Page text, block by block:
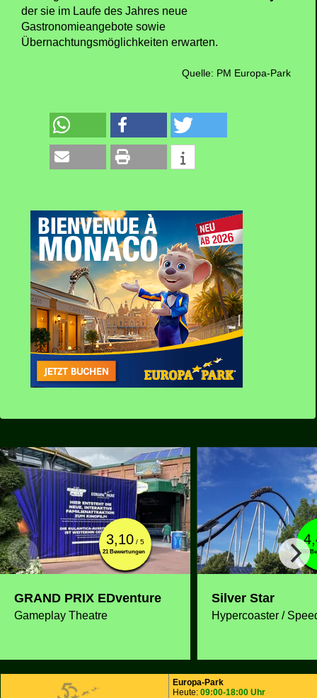
der sie im Laufe des Jahres neue
Gastronomieangebote sowie
Übernachtungsmöglichkeiten erwarten.
Quelle: PM Europa-Park
3,10 / 5
21 Bewertungen
GRAND PRIX EDventure
Gameplay Theatre
280
Silver Star
Hypercoaster /
Europa-Park
Heute: 09:00-18:00 Uhr